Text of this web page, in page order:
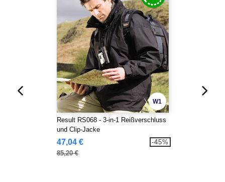
W1
Result RS068 - 3-in-1 Reißverschluss
und Clip-Jacke
47,04 €
85,20 €
-45%